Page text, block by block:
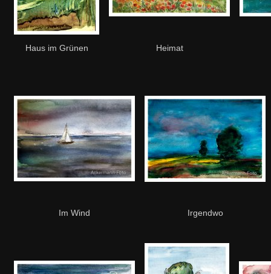
Haus im Grünen Heimat
Im Wind Irgendwo